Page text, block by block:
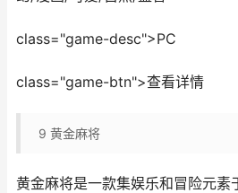
class="game-desc">PC
class="game-btn">查看详情
9 黄金麻将
黄金麻将是一款集娱乐和冒险元素